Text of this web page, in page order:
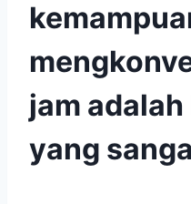
jam
yang